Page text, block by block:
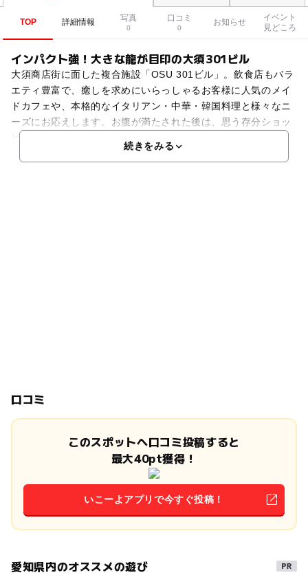
TOP 詳細情報 写真
0
口コミ
0
お知らせ
イベント
見どころ
インパクト強！大きな龍が目印の大須301ビル
大須商店街に面した複合施設「OSU 301ビル」。飲食店もバラ
エティ豊富で、癒しを求めにいらっしゃるお客様に人気のメイ
ドカフェや、本格的なイタリアン・中華・韓国料理と様々なニ
ーズにお応えします。お腹が満たされた後は、思う存分ショッ
続きをみる
口コミ
このスポットへ口コミ投稿すると
最大40pt獲得！
いこーよアプリで今すぐ投稿！
愛知県内のオススメの遊び